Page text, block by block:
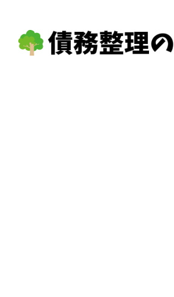
債務整理体験談